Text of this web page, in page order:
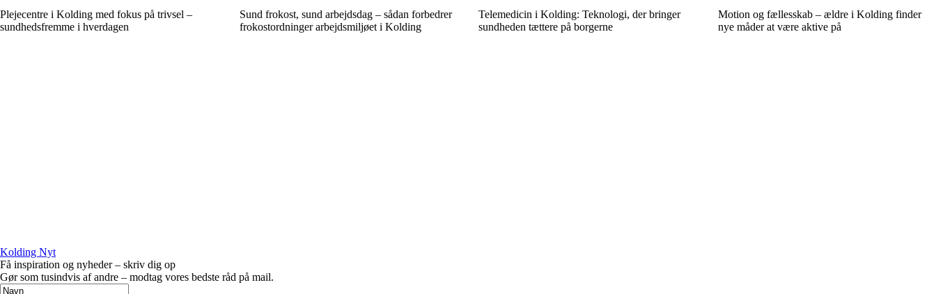
Plejecentre i Kolding med fokus på trivsel –
sundhedsfremme i hverdagen
Sund frokost, sund arbejdsdag – sådan forbedrer
frokostordninger arbejdsmiljøet i Kolding
Telemedicin i Kolding: Teknologi, der bringer
sundheden tættere på borgerne
Motion og fællesskab – ældre i Kolding finder
nye måder at være aktive på
Kolding Nyt
Få inspiration og nyheder – skriv dig op
Gør som tusindvis af andre – modtag vores bedste råd på mail.